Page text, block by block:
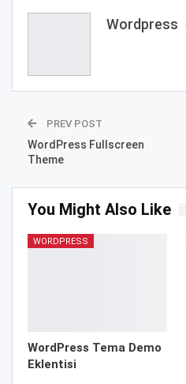
Wordpress
PREV POST
WordPress Fullscreen
Theme
You Might Also Like
WORDPRESS
WordPress Tema Demo
Eklentisi